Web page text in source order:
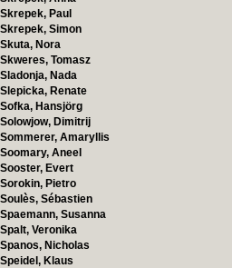
Skrepek, Paul
Skrepek, Simon
Skuta, Nora
Skweres, Tomasz
Sladonja, Nada
Slepicka, Renate
Sofka, Hansjörg
Solowjow, Dimitrij
Sommerer, Amaryllis
Soomary, Aneel
Sooster, Evert
Sorokin, Pietro
Soulès, Sébastien
Spaemann, Susanna
Spalt, Veronika
Spanos, Nicholas
Speidel, Klaus